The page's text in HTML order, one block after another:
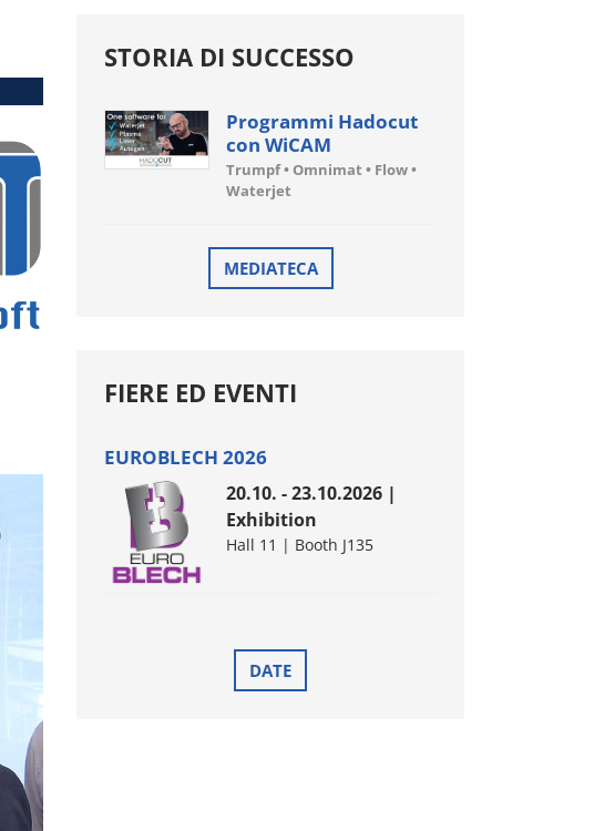
STORIA DI SUCCESSO
Programmi Hadocut
con WiCAM
Trumpf • Omnimat • Flow •
Waterjet
MEDIATECA
FIERE ED EVENTI
EUROBLECH 2026
20.10. - 23.10.2026 |
Exhibition
Hall 11 | Booth J135
DATE